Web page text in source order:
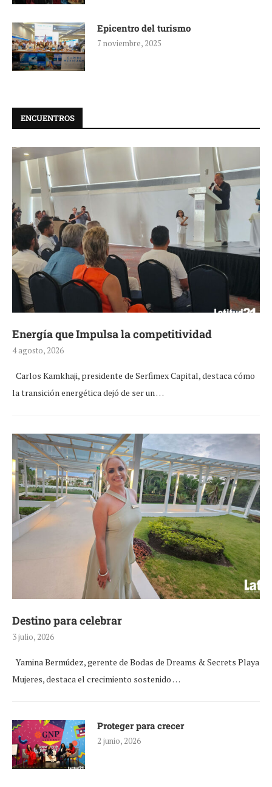
Epicentro del turismo
7 noviembre, 2025
ENCUENTROS
Energía que Impulsa la competitividad
4 agosto, 2026
Carlos Kamkhaji, presidente de Serfimex Capital, destaca cómo
la transición energética dejó de ser un …
Destino para celebrar
3 julio, 2026
Yamina Bermúdez, gerente de Bodas de Dreams & Secrets Playa
Mujeres, destaca el crecimiento sostenido …
Proteger para crecer
2 junio, 2026